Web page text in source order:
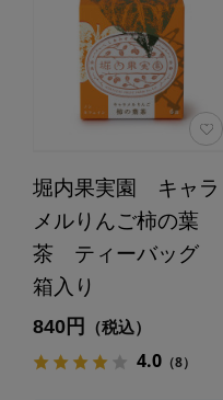
堀内果実園 キャラ
メルりんご柿の葉
茶 ティーバッグ
箱入り
840円 （税込）
4.0（8）